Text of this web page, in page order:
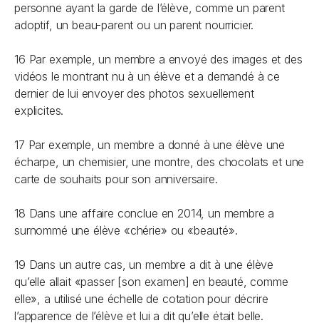
personne ayant la garde de l’élève, comme un parent
adoptif, un beau-parent ou un parent nourricier.
16 Par exemple, un membre a envoyé des images et des
vidéos le montrant nu à un élève et a demandé à ce
dernier de lui envoyer des photos sexuellement
explicites.
17 Par exemple, un membre a donné à une élève une
écharpe, un chemisier, une montre, des chocolats et une
carte de souhaits pour son anniversaire.
18 Dans une affaire conclue en 2014, un membre a
surnommé une élève «chérie» ou «beauté».
19 Dans un autre cas, un membre a dit à une élève
qu’elle allait «passer [son examen] en beauté, comme
elle», a utilisé une échelle de cotation pour décrire
l’apparence de l’élève et lui a dit qu’elle était belle.